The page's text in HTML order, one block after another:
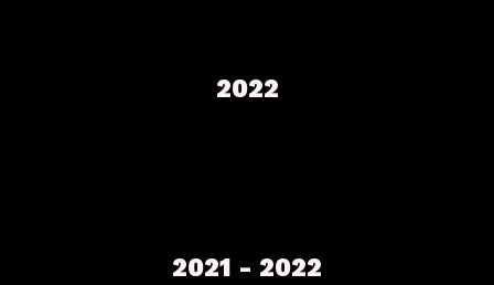
2022
2021 - 2022